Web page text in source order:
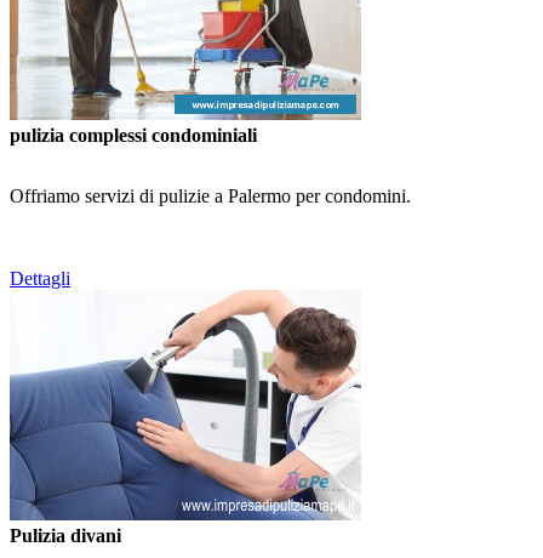
pulizia complessi condominiali
Offriamo servizi di pulizie a Palermo per condomini.
Dettagli
Pulizia divani